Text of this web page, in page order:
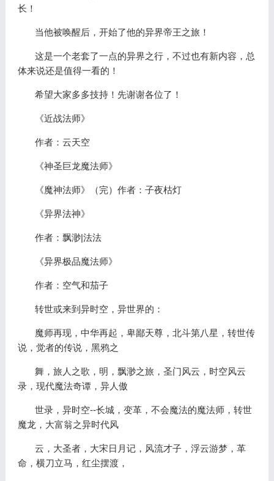
长！
当他被唤醒后，开始了他的异界帝王之旅！
这是一个老套了一点的异界之行，不过也有新内容，总
体来说还是值得一看的！
希望大家多多技持！先谢谢各位了！
《近战法师》
作者：云天空
《神圣巨龙魔法师》
《魔神法师》（完）作者：子夜枯灯
《异界法神》
作者：飘渺|法法
《异界极品魔法师》
作者：空气和茄子
转世或来到异时空，异世界的：
魔师再现，中华再起，卑鄙天尊，北斗第八星，转世传
说，觉者的传说，黑鸦之
舞，旅人之歌，明，飘渺之旅，圣门风云，时空风云
录，现代魔法奇谭，异人傲
世录，异时空--长城，变革，不会魔法的魔法师，转世
魔龙，大富翁之异时代风
云，大圣者，大宋日月记，风流才子，浮云游梦，革
命，横刀立马，红尘摆渡，